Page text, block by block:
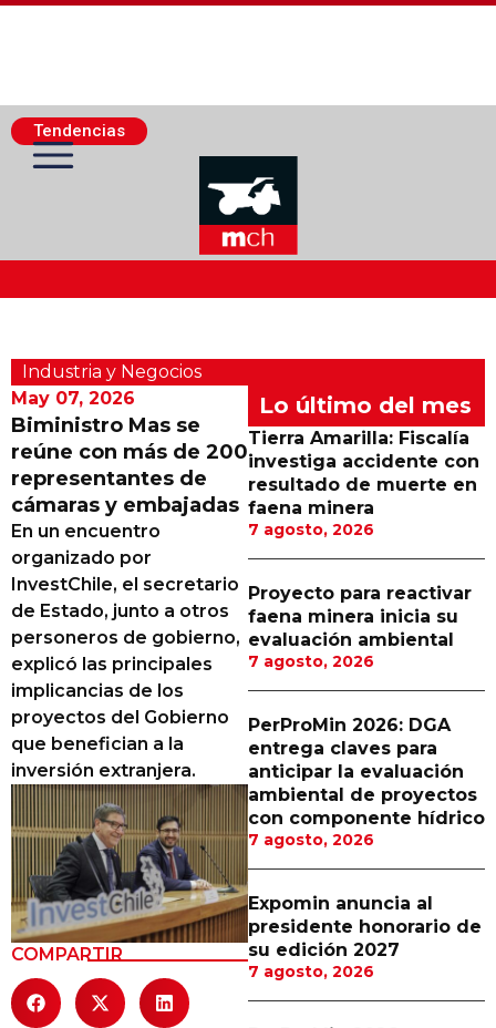
Tendencias
Actualidad Minera
Minería Superficie
Minerí­a Subterránea
Proveedores
Canal Digital
Columnas de Opinión
Designaciones
Calendario de Eventos
Revistas Digital
Siguenos
Industria y Negocios
May 07, 2026
Biministro Mas se
reúne con más de 200
representantes de
cámaras y embajadas
En un encuentro
organizado por
InvestChile, el secretario
de Estado, junto a otros
personeros de gobierno,
explicó las principales
implicancias de los
proyectos del Gobierno
que benefician a la
inversión extranjera.
COMPARTIR
Lo último del mes
Tierra Amarilla: Fiscalía
investiga accidente con
resultado de muerte en
faena minera
7 agosto, 2026
Proyecto para reactivar
faena minera inicia su
evaluación ambiental
7 agosto, 2026
PerProMin 2026: DGA
entrega claves para
anticipar la evaluación
ambiental de proyectos
con componente hídrico
7 agosto, 2026
Expomin anuncia al
presidente honorario de
su edición 2027
7 agosto, 2026